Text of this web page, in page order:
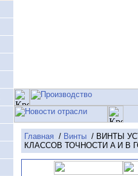
Главная / Винты / ВИНТЫ
КЛАССОВ ТОЧНОСТИ A И В